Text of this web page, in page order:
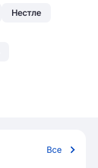
Нестле
Все